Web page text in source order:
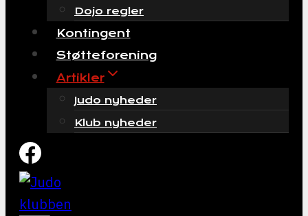
Dojo regler
Kontingent
Støtteforening
Artikler
Judo nyheder
Klub nyheder